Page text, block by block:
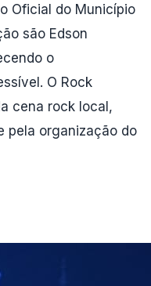
Oficial do Município
são Edson
o
O Rock
cena rock local,
pela organização do